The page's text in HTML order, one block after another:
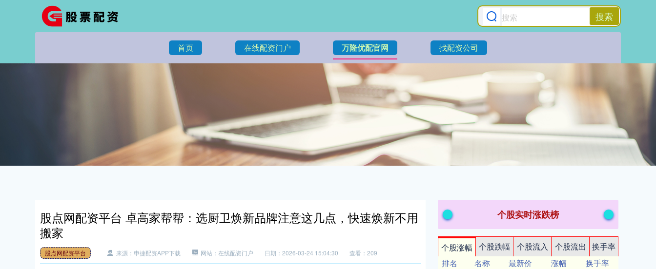
搜索
首页 在线配资门户 万隆优配官网 找配资公司
股点网配资平台 卓高家帮帮：选厨卫焕新品牌注意这几点，快速焕新不用
搬家
股点网配资平台 来源：申捷配资APP下载 网站：在线配资门户 日期：2026-03-24 15:04:30 查看：209
个股实时涨跌榜
个股涨幅 个股跌幅 个股流入 个股流出
换手率
排名
名称 最新价 涨幅
换手率